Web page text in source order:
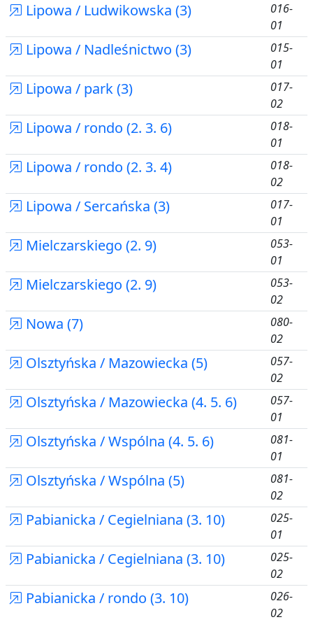
Lipowa / Ludwikowska (3)
016-
01
Lipowa / Nadleśnictwo (3)
015-
01
Lipowa / park (3)
017-
02
Lipowa / rondo (2. 3. 6)
018-
01
Lipowa / rondo (2. 3. 4)
018-
02
Lipowa / Sercańska (3)
017-
01
Mielczarskiego (2. 9)
053-
01
Mielczarskiego (2. 9)
053-
02
Nowa (7)
080-
02
Olsztyńska / Mazowiecka (5)
057-
02
Olsztyńska / Mazowiecka (4. 5. 6)
057-
01
Olsztyńska / Wspólna (4. 5. 6)
081-
01
Olsztyńska / Wspólna (5)
081-
02
Pabianicka / Cegielniana (3. 10)
025-
01
Pabianicka / Cegielniana (3. 10)
025-
02
Pabianicka / rondo (3. 10)
026-
02